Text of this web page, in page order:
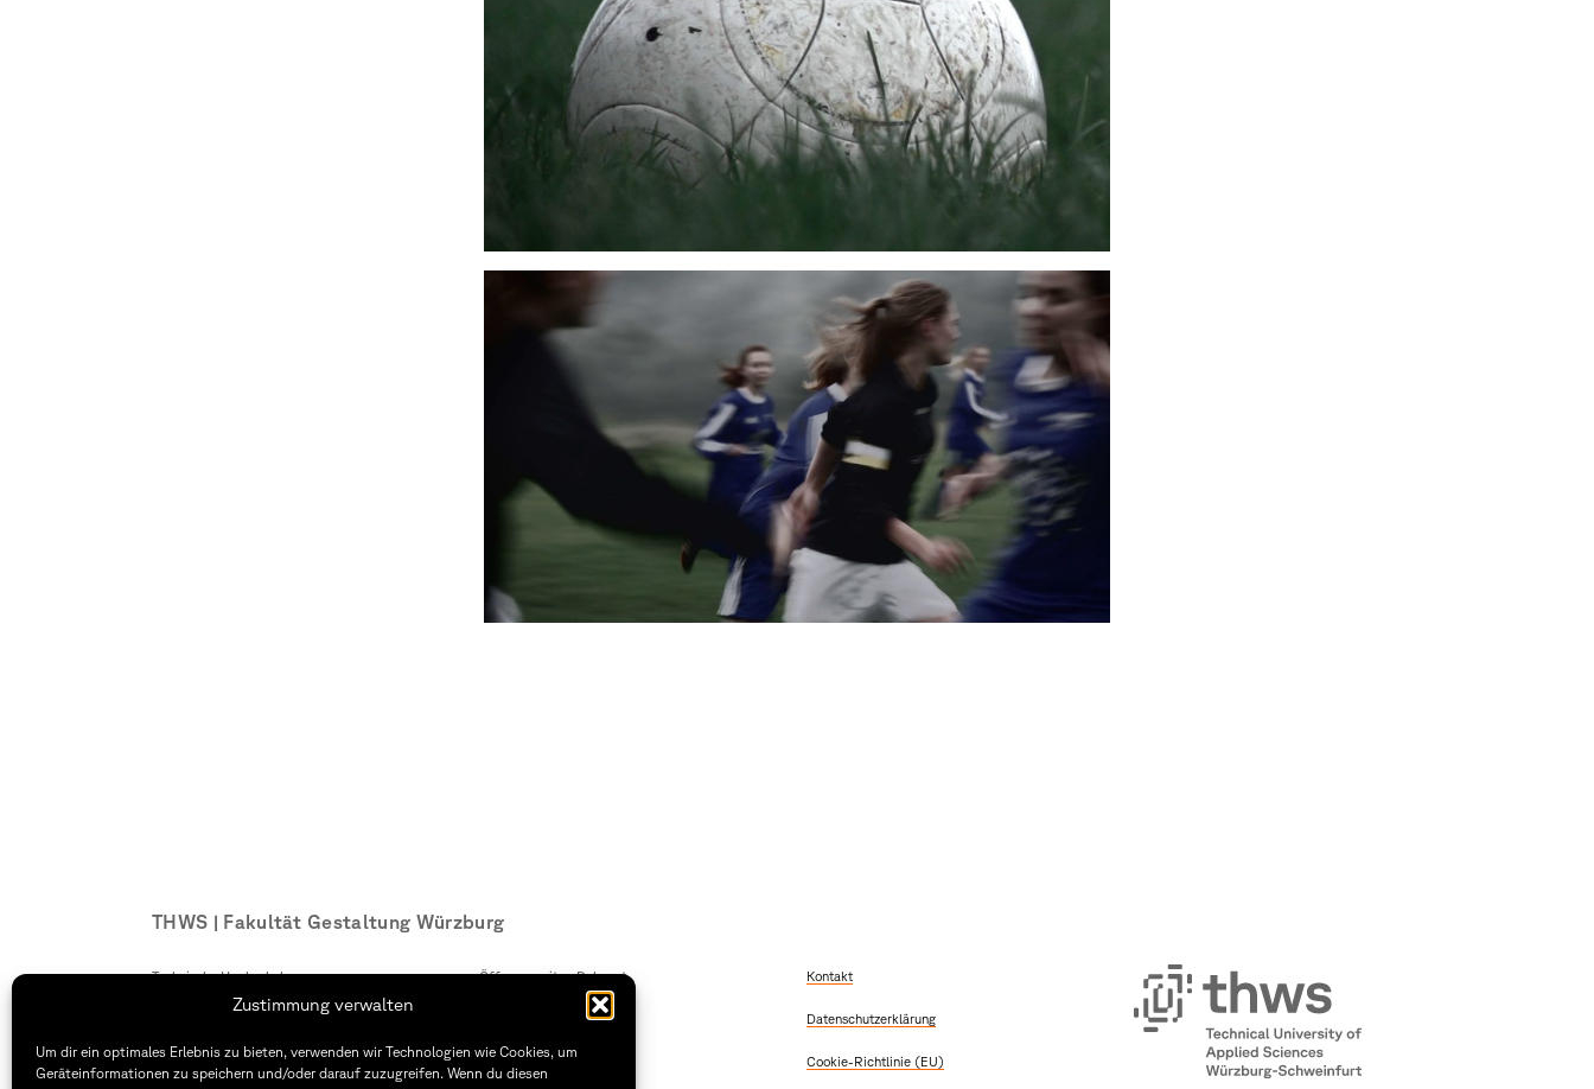
Zustimmung verwalten
Um dir ein optimales Erlebnis zu bieten, verwenden wir Technologien wie Cookies, um
Geräteinformationen zu speichern und/oder darauf zuzugreifen. Wenn du diesen
THWS | Fakultät Gestaltung Würzburg
Technische Hochschule
Würzburg-Schweinfurt
97074 Würzburg
tel: +49 931 35 11 93 02
Öffnungszeiten Dekanat
Dienstag & Donnerstag
8:30 – 15:30
Kontakt
Datenschutzerklärung
Cookie-Richtlinie (EU)